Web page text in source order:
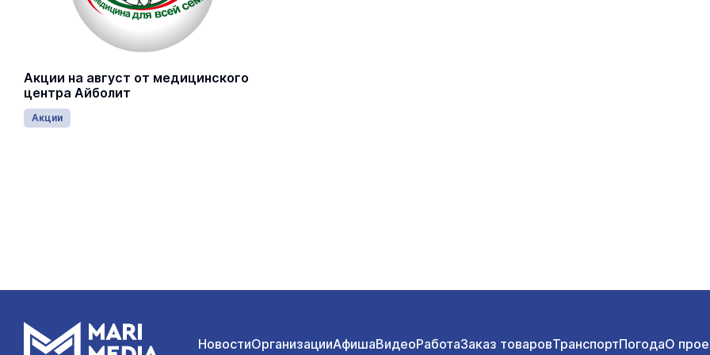
Акции на август от медицинского
центра Айболит
Акции
НовостиОрганизацииАфишаВидеоРаботаЗаказ товаровТранспортПогодаО